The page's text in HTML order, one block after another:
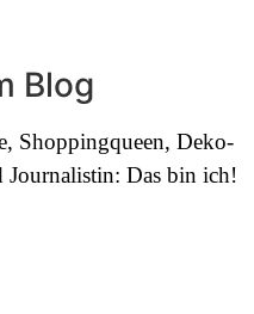
Blog
Shoppingqueen, Deko-
Journalistin: Das bin ich!